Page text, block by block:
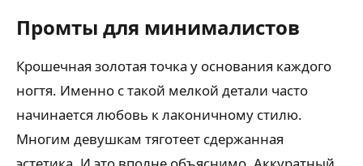
Промты для минималистов
Крошечная золотая точка у основания каждого
ногтя. Именно с такой мелкой детали часто
начинается любовь к лаконичному стилю.
Многим девушкам тяготеет сдержанная